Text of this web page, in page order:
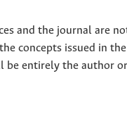
and the journal are
concepts issued in
be entirely the author